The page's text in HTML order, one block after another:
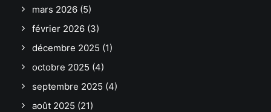
mars 2026 (5)
février 2026 (3)
décembre 2025 (1)
octobre 2025 (4)
septembre 2025 (4)
août 2025 (21)